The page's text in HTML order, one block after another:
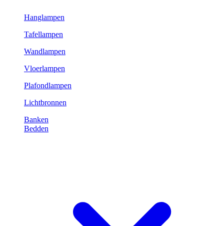
Hanglampen
Tafellampen
Wandlampen
Vloerlampen
Plafondlampen
Lichtbronnen
Banken
Bedden